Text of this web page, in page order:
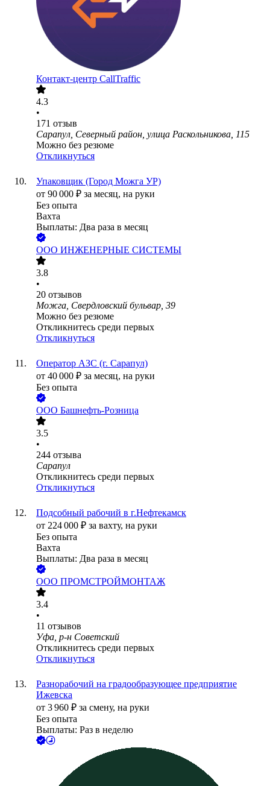
Контакт-центр CallTraffic
4.3
•
171 отзыв
Сарапул, Северный район, улица Раскольникова, 115
Можно без резюме
Откликнуться
Упаковщик (Город Можга УР)
от 90 000 ₽ за месяц, на руки
Без опыта
Вахта
Выплаты: Два раза в месяц
ООО ИНЖЕНЕРНЫЕ СИСТЕМЫ
3.8
•
20 отзывов
Можга, Свердловский бульвар, 39
Можно без резюме
Откликнитесь среди первых
Откликнуться
Оператор АЗС (г. Сарапул)
от 40 000 ₽ за месяц, на руки
Без опыта
ООО Башнефть-Розница
3.5
•
244 отзыва
Сарапул
Откликнитесь среди первых
Откликнуться
Подсобный рабочий в г.Нефтекамск
от 224 000 ₽ за вахту, на руки
Без опыта
Вахта
Выплаты: Два раза в месяц
ООО ПРОМСТРОЙМОНТАЖ
3.4
•
11 отзывов
Уфа, р-н Советский
Откликнитесь среди первых
Откликнуться
Разнорабочий на градообразующее предприятие
Ижевска
от 3 960 ₽ за смену, на руки
Без опыта
Выплаты: Раз в неделю